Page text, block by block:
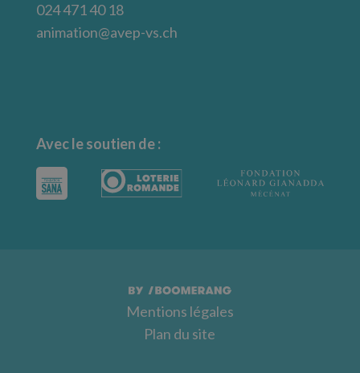
024 471 40 18
animation@avep-vs.ch
Avec le soutien de :
Mentions légales
Plan du site